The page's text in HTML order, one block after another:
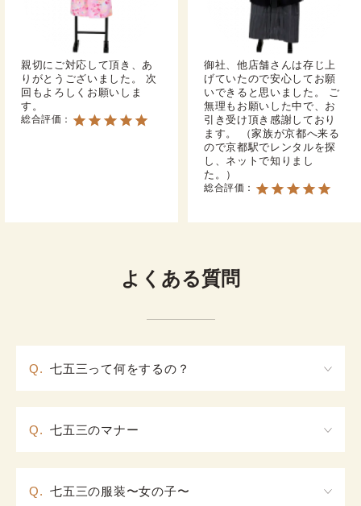
詳しい流れを見る
※翌日以降のご返却は、レンタル延長プランをご利用くだ
にお問合せください。
こからでも、着物セットの配送・返送にかかる送
遠方のお客様や、ご自宅周辺でレンタル店が少な
手頃な価格で気軽にお楽しみいただけるよう、す
べての往復送料を当店が負担しております。
親切にご対応して頂き、あ
りがとうございました。 次
回もよろしくお願いしま
す。
総合評価：
御社、他店舗さんは存じ上
げていたので安心してお願
いできると思いました。 ご
無理もお願いした中で、お
引き受け頂き感謝しており
ます。 （家族が京都へ来る
ので京都駅でレンタルを探
し、ネットで知りまし
た。）
総合評価：
よくある質問
Q. 七五三って何をするの？
祈願する行事です。
現代では一般的に3歳、7歳は女の子、5歳は男の子を
お祝いする歳とされていますが、地域によって独自
の発展を遂げている場所もあるため、親族やご近所
Q. 七五三のマナー
上がって参拝します。
Q. 七五三の服装〜女の子〜